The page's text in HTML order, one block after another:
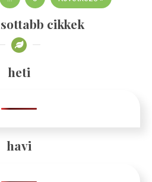
cikkek
heti
havi